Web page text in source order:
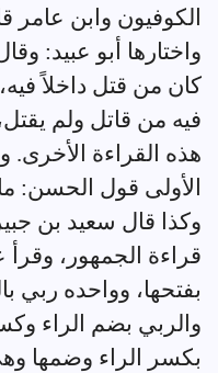
الكوفيون وابن
واختارها أبو عبيد:
كان من قتل داخلاً
فيه من قاتل ولم
هذه القراءة الأخرى.
الأولى قول
وكذا قال سعيد بن
قراءة الجمهور،
بفتحها، وواحده ربي
والربي بضم الراء
بكسر الراء وضمها